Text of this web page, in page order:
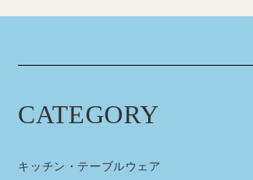
CATEGORY
キッチン・テーブルウェア